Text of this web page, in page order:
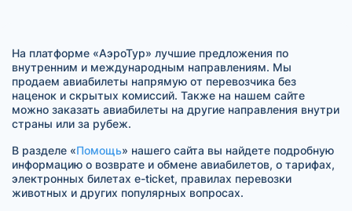
На платформе «АэроТур» лучшие предложения по
внутренним и международным направлениям. Мы
продаем авиабилеты напрямую от перевозчика без
наценок и скрытых комиссий. Также на нашем сайте
можно заказать авиабилеты на другие направления внутри
страны или за рубеж.
В разделе «Помощь» нашего сайта вы найдете подробную
информацию о возврате и обмене авиабилетов, о тарифах,
электронных билетах e-ticket, правилах перевозки
животных и других популярных вопросах.